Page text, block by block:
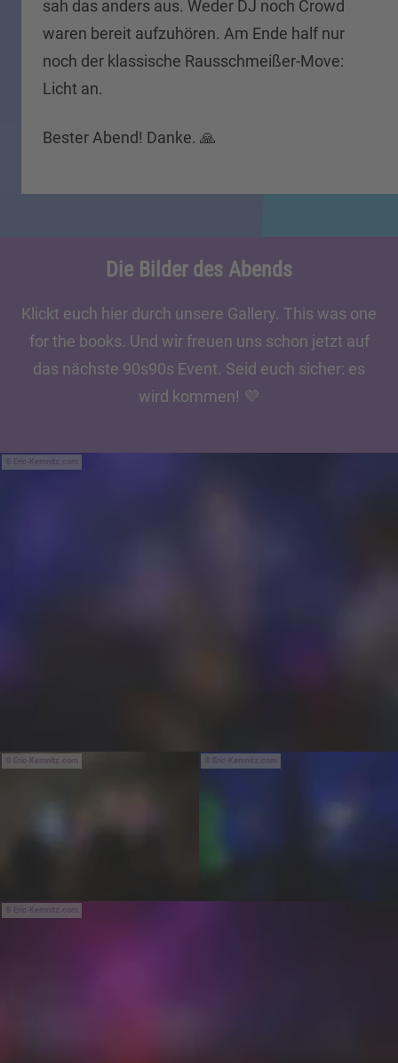
sah das anders aus. Weder DJ noch Crowd
waren bereit aufzuhören. Am Ende half nur
noch der klassische Rausschmeißer-Move:
Licht an.
Bester Abend! Danke. 🙏
Die Bilder des Abends
Klickt euch hier durch unsere Gallery. This was one
for the books. Und wir freuen uns schon jetzt auf
das nächste 90s90s Event. Seid euch sicher: es
wird kommen! 💜
Eric-Kemnitz.com
Eric-Kemnitz.com Eric-Kemnitz.com
Eric-Kemnitz.com